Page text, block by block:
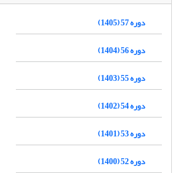
دوره 57 (1405)
دوره 56 (1404)
دوره 55 (1403)
دوره 54 (1402)
دوره 53 (1401)
دوره 52 (1400)